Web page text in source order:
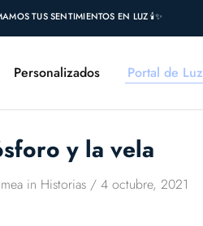
TUS SENTIMIENTOS EN LUZ 🕯️✨
Personalizados Portal de Luz
y la vela
in Historias 4 octubre, 2021